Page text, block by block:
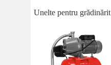
Unelte pentru grădinărit